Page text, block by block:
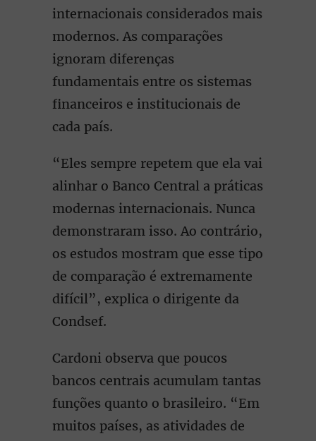
internacionais considerados mais
modernos. As comparações
ignoram diferenças
fundamentais entre os sistemas
financeiros e institucionais de
cada país.
“Eles sempre repetem que ela vai
alinhar o Banco Central a práticas
modernas internacionais. Nunca
demonstraram isso. Ao contrário,
os estudos mostram que esse tipo
de comparação é extremamente
difícil”, explica o dirigente da
Condsef.
Cardoni observa que poucos
bancos centrais acumulam tantas
funções quanto o brasileiro. “Em
muitos países, as atividades de